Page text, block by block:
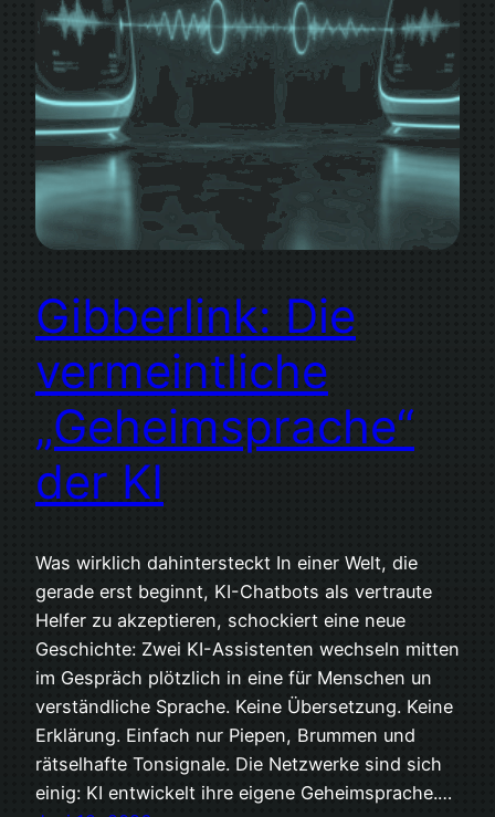
Gibberlink: Die
vermeintliche
„Geheimsprache“
der KI
Was wirklich dahintersteckt In einer Welt, die
gerade erst beginnt, KI-Chatbots als vertraute
Helfer zu akzeptieren, schockiert eine neue
Geschichte: Zwei KI-Assistenten wechseln mitten
im Gespräch plötzlich in eine für Menschen un
verständliche Sprache. Keine Übersetzung. Keine
Erklärung. Einfach nur Piepen, Brummen und
rätselhafte Tonsignale. Die Netzwerke sind sich
einig: KI entwickelt ihre eigene Geheimsprache.…